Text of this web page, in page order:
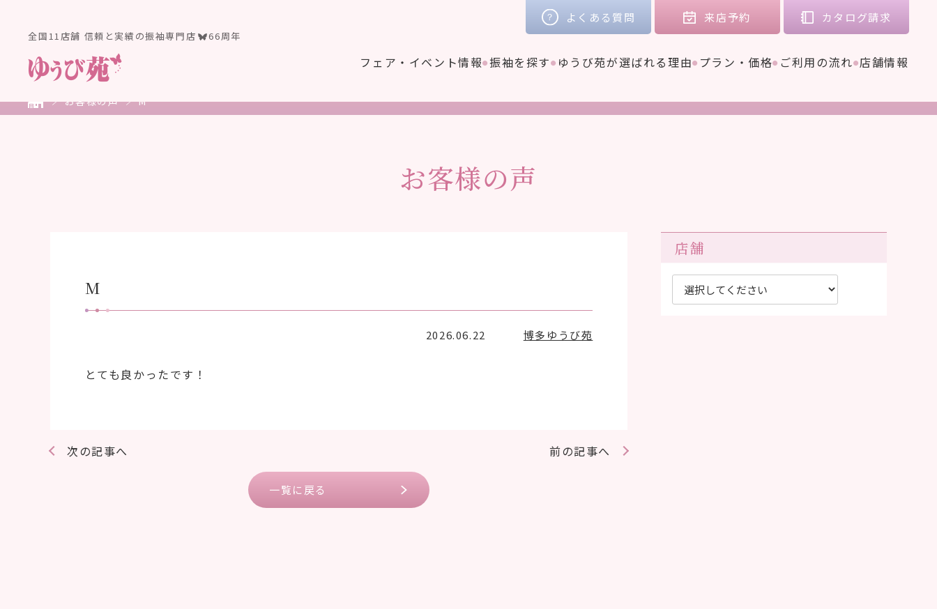
全国11店舗 信頼と実績の振袖専門店 66周年
フェア・イベント情報 振袖を探す ゆうび苑が選ばれる理由 プラン・価格 ご利用の流れ 店舗情報
よくある質問 来店予約 カタログ請求
お客様の声 M
お客様の声
M
2026.06.22 博多ゆうび苑
とても良かったです！
前の記事へ
次の記事へ
一覧に戻る
店舗